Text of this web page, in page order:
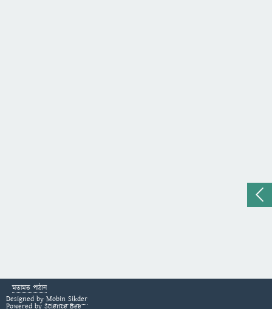
মতামত পাঠান
Designed by Mobin Sikder
Powered by Science Bee